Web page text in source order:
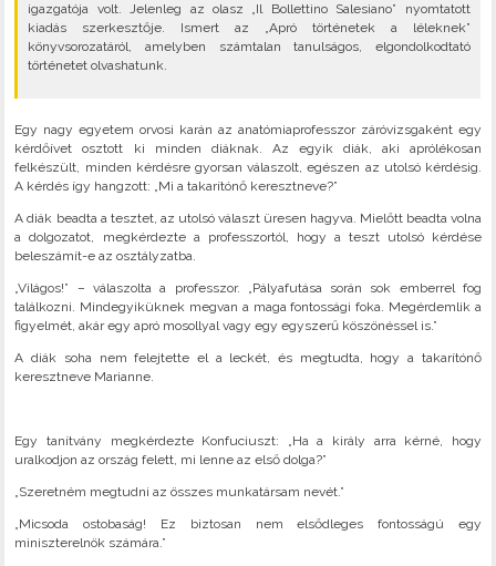
igazgatója volt. Jelenleg az olasz „Il Bollettino Salesiano” nyomtatott
kiadás szerkesztője. Ismert az „Apró történetek a léleknek”
könyvsorozatáról, amelyben számtalan tanulságos, elgondolkodtató
történetet olvashatunk.
Egy nagy egyetem orvosi karán az anatómiaprofesszor záróvizsgaként egy
kérdőívet osztott ki minden diáknak. Az egyik diák, aki aprólékosan
felkészült, minden kérdésre gyorsan válaszolt, egészen az utolsó kérdésig.
A kérdés így hangzott: „Mi a takarítónő keresztneve?”
A diák beadta a tesztet, az utolsó választ üresen hagyva. Mielőtt beadta volna
a dolgozatot, megkérdezte a professzortól, hogy a teszt utolsó kérdése
beleszámít-e az osztályzatba.
„Világos!” – válaszolta a professzor. „Pályafutása során sok emberrel fog
találkozni. Mindegyiküknek megvan a maga fontossági foka. Megérdemlik a
figyelmét, akár egy apró mosollyal vagy egy egyszerű köszönéssel is.”
A diák soha nem felejtette el a leckét, és megtudta, hogy a takarítónő
keresztneve Marianne.
Egy tanítvány megkérdezte Konfuciuszt: „Ha a király arra kérné, hogy
uralkodjon az ország felett, mi lenne az első dolga?”
„Szeretném megtudni az összes munkatársam nevét.”
„Micsoda ostobaság! Ez biztosan nem elsődleges fontosságú egy
miniszterelnök számára.”